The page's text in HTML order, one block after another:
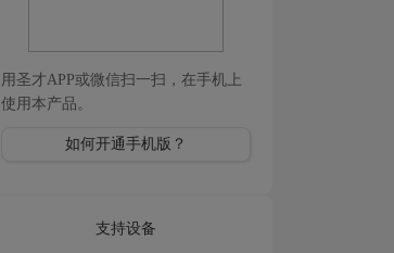
用圣才APP或微信扫一扫，在手机上
使用本产品。
如何开通手机版？
支持设备